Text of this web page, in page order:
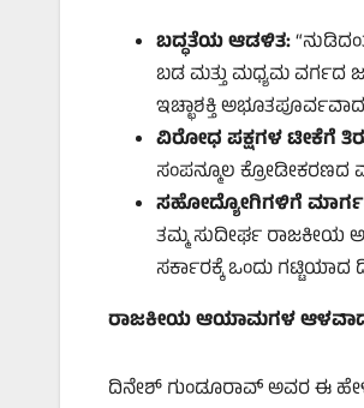
ಬದ್ಧತೆಯ ಆಡಳಿತ:
ಬಡ ಮತ್ತು ಮಧ್ಯಮ ವರ್ಗದ
ಇಚ್ಛಾಶಕ್ತಿ
ವಿರೋಧ ಪಕ್ಷಗಳ ಟೀಕೆಗೆ
ಸಂಪನ್ಮೂಲ ಕ್ರೋಡೀಕರಣದ
ಸಹೋದ್ಯೋಗಿಗಳಿಗೆ
ತಮ್ಮ ಸುದೀರ್ಘ ರಾಜಕೀಯ
ಸರ್ಕಾರಕ್ಕೆ ಒಂದು
ರಾಜಕೀಯ ಆಯಾಮಗಳ ಆಳವಾದ
ದಿನೇಶ್ ಗುಂಡೂರಾವ್ ಅವರ ಈ